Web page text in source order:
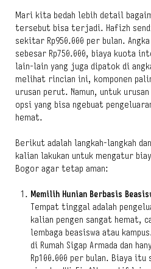
Mari kita bedah lebih detail
tersebut bisa terjadi. Hafizh
sekitar Rp950.000 per bulan.
sebesar Rp750.000, biaya kuota
lain-lain yang juga dipatok di
melihat rincian ini, komponen
urusan perut. Namun, untuk
opsi yang bisa ngebuat
hemat.
Berikut adalah langkah-langkah
kalian lakukan untuk mengatur
Bogor agar tetap aman:
Memilih Hunian Berbasis
Tempat tinggal adalah
kalian pengen sangat hemat,
lembaga beasiswa atau
di Rumah Sigap Armada dan
Rp100.000 per bulan. Biaya